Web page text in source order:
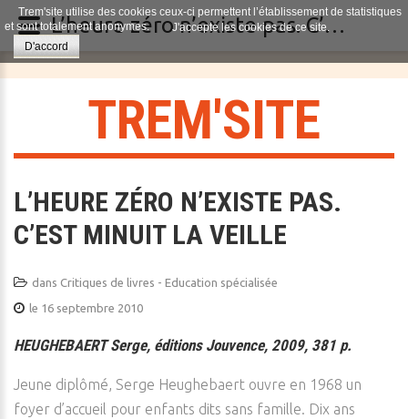
TREM'SITE
L’HEURE ZÉRO N’EXISTE PAS.
C’EST MINUIT LA VEILLE
dans Critiques de livres - Education spécialisée
le 16 septembre 2010
HEUGHEBAERT Serge, éditions Jouvence, 2009, 381 p.
Jeune diplômé, Serge Heughebaert ouvre en 1968 un
foyer d’accueil pour enfants dits sans famille. Dix ans
Trem'site utilise des cookies ceux-ci permettent l’établissement de statistiques
et sont totalement anonymes.
J'accepte les cookies de ce site.
D'accord
L’heure zéro n’existe pas. C’est minuit la veille